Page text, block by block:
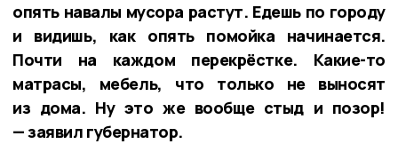
опять навалы мусора растут. Едешь по городу
и видишь, как опять помойка начинается.
Почти на каждом перекрёстке. Какие-то
матрасы, мебель, что только не выносят
из дома. Ну это же вообще стыд и позор!
— заявил губернатор.